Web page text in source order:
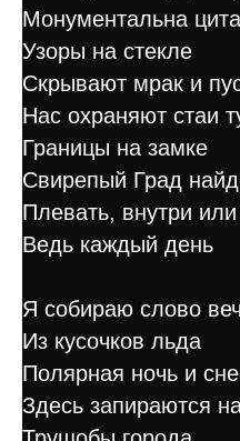
Монументальна
Узоры на стекле
Скрывают мрак и
Нас охраняют стаи
Границы на замке
Свирепый Град
Плевать, внутри
Ведь каждый день
Я собираю слово
Из кусочков льда
Полярная ночь и
Здесь запираются